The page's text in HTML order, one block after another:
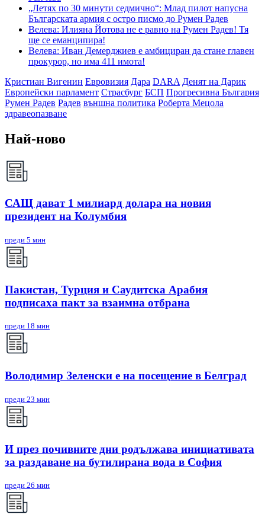
„Летях по 30 минути седмично“: Млад пилот напусна
Българската армия с остро писмо до Румен Радев
Велева: Илияна Йотова не е равно на Румен Радев! Тя
ще се еманципира!
Велева: Иван Демерджиев е амбициран да стане главен
прокурор, но има 411 имота!
Кристиан Вигенин Евровизия Дара DARA Денят на Дарик
Европейски парламент Страсбург БСП Прогресивна България
Румен Радев Радев външна политика Роберта Мецола
здравеопазване
Най-ново
САЩ дават 1 милиард долара на новия
президент на Колумбия
преди 5 мин
Пакистан, Турция и Саудитска Арабия
подписаха пакт за взаимна отбрана
преди 18 мин
Володимир Зеленски е на посещение в Белград
преди 23 мин
И през почивните дни родължава инициативата
за раздаване на бутилирана вода в София
преди 26 мин